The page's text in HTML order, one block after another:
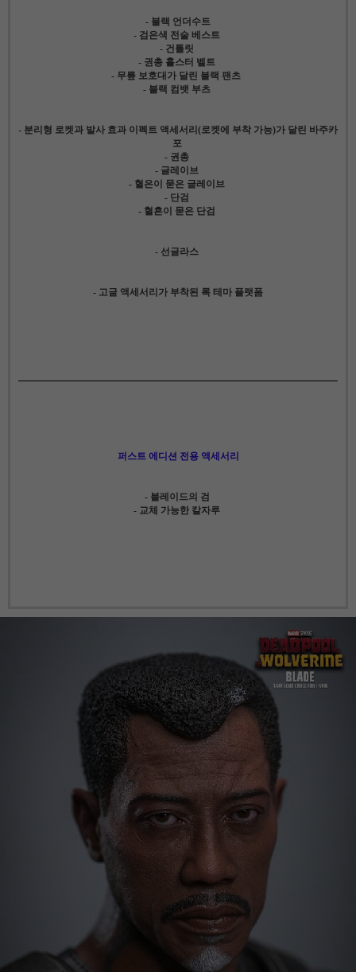
- 블랙 언더수트
- 검은색 전술 베스트
- 건틀릿
- 권총 홀스터 벨트
- 무릎 보호대가 달린 블랙 팬츠
- 블랙 컴뱃 부츠
- 분리형 로켓과 발사 효과 이펙트 액세서리(로켓에 부착 가능)가 달린 바주카
포
- 권총
- 글레이브
- 혈은이 묻은 글레이브
- 단검
- 혈흔이 묻은 단검
- 선글라스
- 고글 액세서리가 부착된 록 테마 플랫폼
퍼스트 에디션 전용 액세서리
- 블레이드의 검
- 교체 가능한 칼자루